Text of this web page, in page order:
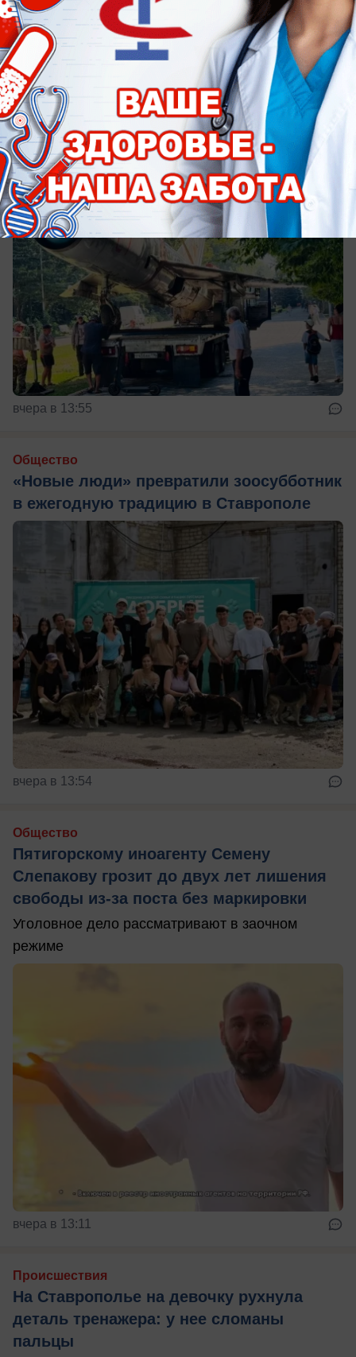
Общество
«Улетел», но недалеко: легендарный
МиГ-21 сменил место в парке Победы
Ставрополя
Истребитель участвовал в воздушном параде
1967 года
вчера в 13:55
Общество
«Новые люди» превратили зоосубботник
в ежегодную традицию в Ставрополе
вчера в 13:54
Общество
Пятигорскому иноагенту Семену
Слепакову грозит до двух лет лишения
свободы из-за поста без маркировки
Уголовное дело рассматривают в заочном
режиме
вчера в 13:11
Происшествия
На Ставрополье на девочку рухнула
деталь тренажера: у нее сломаны
пальцы